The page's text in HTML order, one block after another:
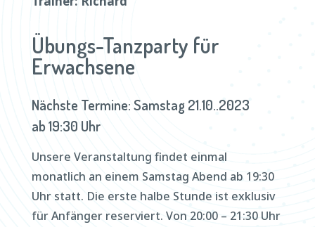
Übungs-Tanzparty für
Erwachsene
Nächste Termine: Samstag 21.10..2023
ab 19:30 Uhr
Unsere Veranstaltung findet einmal
monatlich an einem Samstag Abend ab 19:30
Uhr statt. Die erste halbe Stunde ist exklusiv
für Anfänger reserviert. Von 20:00 – 21:30 Uhr